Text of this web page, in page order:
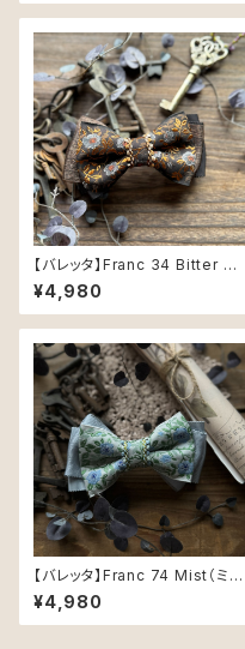
【バレッタ】Franc 34 Bitter El
egance（ビターエレガンス） ―
秋の午後に似合うクラシックリ
ボン
¥4,980
【バレッタ】Franc 74 Mist（ミス
ト） ― 朝露の庭のリボン
¥4,980